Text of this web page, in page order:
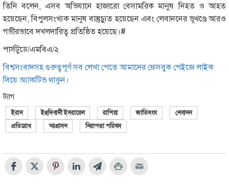
তিনি বলেন, এসব অভিযানে হাজারো বেসামরিক মানুষ নিহত ও আহত
হয়েছেন, বিপুলসংখ্যক মানুষ বাস্তুচ্যুত হয়েছেন এবং লেবাননের ভূখণ্ডে আরও
গভীরভাবে দখলদারিত্ব প্রতিষ্ঠিত হয়েছে।#
পার্সটুডে/এমবিএ/২
বিশ্বসংবাদসহ গুরুত্বপূর্ণ সব লেখা পেতে আমাদের ফেসবুক পেইজে লাইক
দিয়ে অ্যাকটিভ থাকুন।
ট্যাগ
ইরান ইহুদিবাদী ইসরায়েল রাশিয়া জাতিসংঘ
লেবানন
প্রতিরোধ
আগ্রাসন নিরাপত্তা পরিষদ